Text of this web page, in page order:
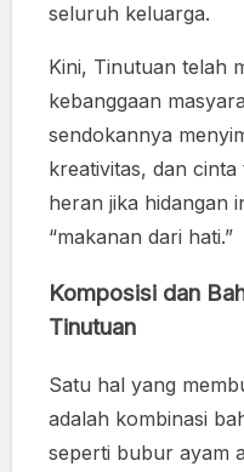
seluruh keluarga.
Kini, Tinutuan telah
kebanggaan
sendokannya
kreativitas, dan
heran jika hidangan
“makanan dari hati.”
Komposisi dan
Tinutuan
Satu hal yang
adalah kombinasi
seperti bubur ayam